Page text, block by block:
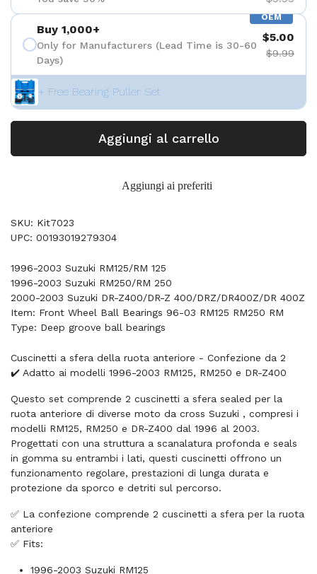
OEM
Buy 1,000+
Only for Manufacturers (Lead Time is 30-60
Days)
$5.00
$9.99
+ Free Bearing Puller Set
Aggiungi al carrello
Aggiungi ai preferiti
SKU: Kit7023
UPC: 00193019279304
1996-2003 Suzuki RM125/RM 125
1996-2003 Suzuki RM250/RM 250
2000-2003 Suzuki DR-Z400/DR-Z 400/DRZ/DR400Z/DR 400Z
Item: Front Wheel Ball Bearings 96-03 RM125 RM250 RM
Type: Deep groove ball bearings
Cuscinetti a sfera della ruota anteriore - Confezione da 2
✔️ Adatto ai modelli 1996-2003 RM125, RM250 e DR-Z400
Questo set comprende 2 cuscinetti a sfera sealed per la
ruota anteriore di diverse moto da cross Suzuki , compresi i
modelli RM125, RM250 e DR-Z400 dal 1996 al 2003.
Progettati con una struttura a scanalatura profonda e seals
in gomma su entrambi i lati, questi cuscinetti offrono un
funzionamento regolare, prestazioni di lunga durata e
protezione da sporco e detriti sul percorso.
✅ La confezione comprende 2 cuscinetti a sfera per la ruota
anteriore
✅ Fits:
1996-2003 Suzuki RM125